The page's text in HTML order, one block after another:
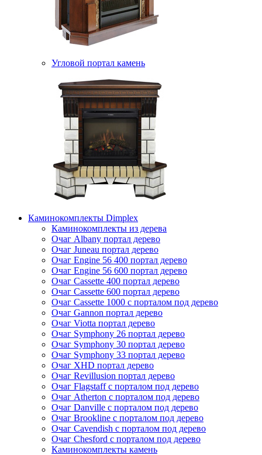
Угловой портал камень
Каминокомплекты Dimplex
Каминокомплекты из дерева
Очаг Albany портал дерево
Очаг Juneau портал дерево
Очаг Engine 56 400 портал дерево
Очаг Engine 56 600 портал дерево
Очаг Cassette 400 портал дерево
Очаг Cassette 600 портал дерево
Очаг Cassette 1000 с порталом под дерево
Очаг Gannon портал дерево
Очаг Viotta портал дерево
Очаг Symphony 26 портал дерево
Очаг Symphony 30 портал дерево
Очаг Symphony 33 портал дерево
Очаг XHD портал дерево
Очаг Revillusion портал дерево
Очаг Flagstaff с порталом под дерево
Очаг Atherton с порталом под дерево
Очаг Danville с порталом под дерево
Очаг Brookline с порталом под дерево
Очаг Cavendish с порталом под дерево
Очаг Chesford с порталом под дерево
Каминокомплекты камень